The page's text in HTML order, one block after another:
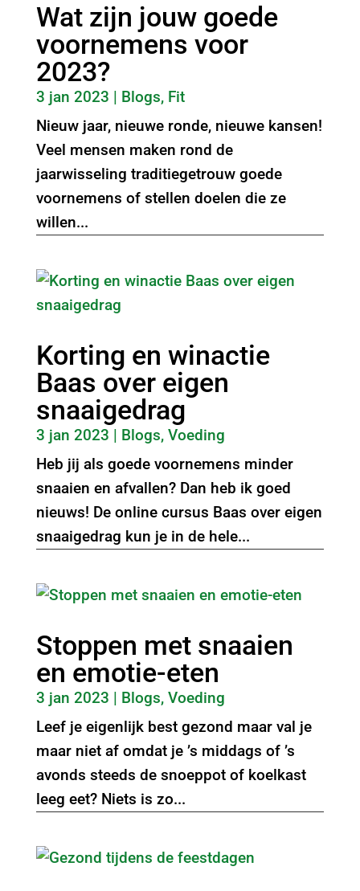
Wat zijn jouw goede
voornemens voor
2023?
3 jan 2023 | Blogs, Fit
Nieuw jaar, nieuwe ronde, nieuwe kansen!
Veel mensen maken rond de
jaarwisseling traditiegetrouw goede
voornemens of stellen doelen die ze
willen...
Korting en winactie
Baas over eigen
snaaigedrag
3 jan 2023 | Blogs, Voeding
Heb jij als goede voornemens minder
snaaien en afvallen? Dan heb ik goed
nieuws! De online cursus Baas over eigen
snaaigedrag kun je in de hele...
Stoppen met snaaien
en emotie-eten
3 jan 2023 | Blogs, Voeding
Leef je eigenlijk best gezond maar val je
maar niet af omdat je ’s middags of ’s
avonds steeds de snoeppot of koelkast
leeg eet? Niets is zo...